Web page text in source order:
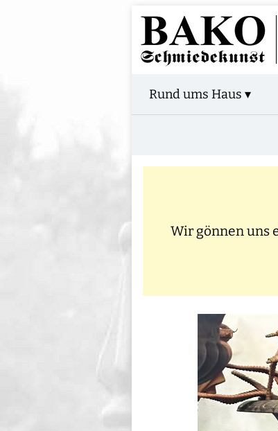
Rund ums Haus ▾
Wir gönnen uns